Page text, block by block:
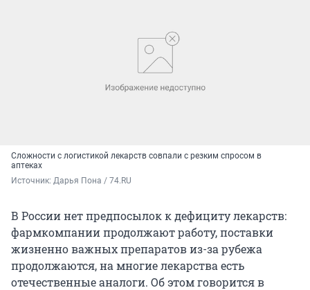
Сложности с логистикой лекарств совпали с резким спросом в
аптеках
Источник: Дарья Пона / 74.RU
В России нет предпосылок к дефициту лекарств:
фармкомпании продолжают работу, поставки
жизненно важных препаратов из-за рубежа
продолжаются, на многие лекарства есть
отечественные аналоги. Об этом говорится в